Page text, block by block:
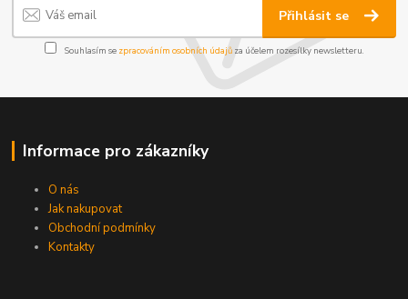
Přihlásit se
Souhlasím se zpracováním osobních údajůza účelem rozesílky newsletteru.
Informace pro zákazníky
O nás
Jak nakupovat
Obchodní podmínky
Kontakty